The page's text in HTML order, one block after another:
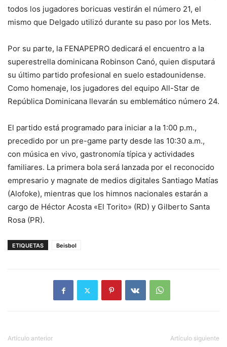
todos los jugadores boricuas vestirán el número 21, el
mismo que Delgado utilizó durante su paso por los Mets.
Por su parte, la FENAPEPRO dedicará el encuentro a la
superestrella dominicana Robinson Canó, quien disputará
su último partido profesional en suelo estadounidense.
Como homenaje, los jugadores del equipo All-Star de
República Dominicana llevarán su emblemático número 24.
El partido está programado para iniciar a la 1:00 p.m.,
precedido por un pre-game party desde las 10:30 a.m.,
con música en vivo, gastronomía típica y actividades
familiares. La primera bola será lanzada por el reconocido
empresario y magnate de medios digitales Santiago Matías
(Alofoke), mientras que los himnos nacionales estarán a
cargo de Héctor Acosta «El Torito» (RD) y Gilberto Santa
Rosa (PR).
ETIQUETAS Beisbol
Artículo anterior Artículo siguiente